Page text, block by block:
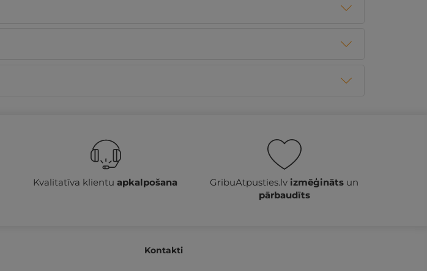
Kvalitatīva klientuapkalpošana GribuAtpusties.lv izmēģināts un
pārbaudīts
Kontakti